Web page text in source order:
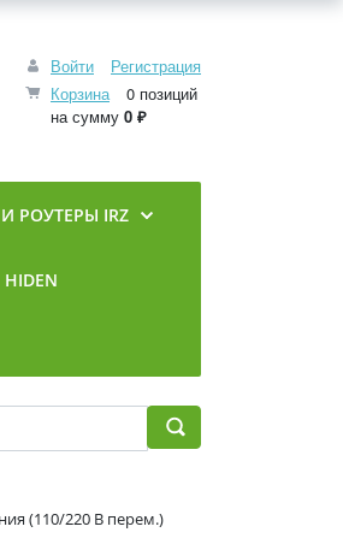
Войти
Регистрация
Корзина
0 позиций
на сумму 0 ₽
РОУТЕРЫ IRZ
(110/220 В перем.)